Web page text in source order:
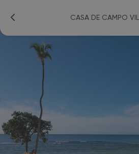
CASA DE CAMPO